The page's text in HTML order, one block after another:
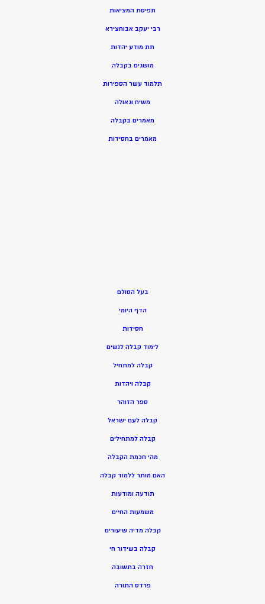
תפיסת המציאות
רבי יעקב אבוחצירא
תת מודע יהדות
מושגים בקבלה
תלמוד עשר הספירות
משיח וגאולה
מאמרים בקבלה
מאמרים בחסידות
בעל הסולם
הדף היומי
חסידות
לימוד קבלה לנשים
קבלה למתחיל
קבלה ויהדות
ספר הזוהר
קבלה לעם ישראל
קבלה למתחילים
מהי חכמת הקבלה
האם מותר ללמוד קבלה
תודעה ומודעות
משמעות החיים
קבלה מדיה שיעורים
קבלה בשידור חי
חזרה בתשובה
פרדס התורה